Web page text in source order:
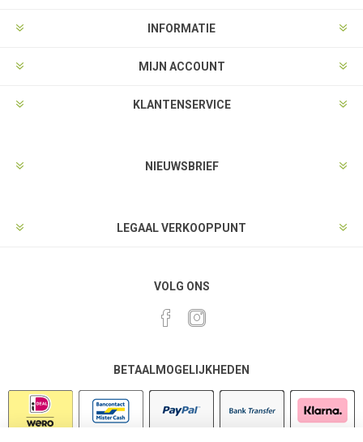
INFORMATIE
MIJN ACCOUNT
KLANTENSERVICE
NIEUWSBRIEF
LEGAAL VERKOOPPUNT
VOLG ONS
BETAALMOGELIJKHEDEN